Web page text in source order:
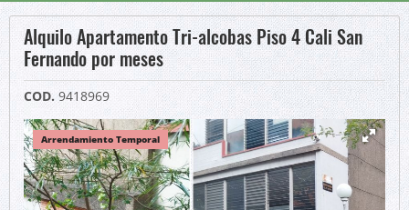
Alquilo Apartamento Tri-alcobas Piso 4 Cali San
Fernando por meses
COD. 9418969
Arrendamiento Temporal